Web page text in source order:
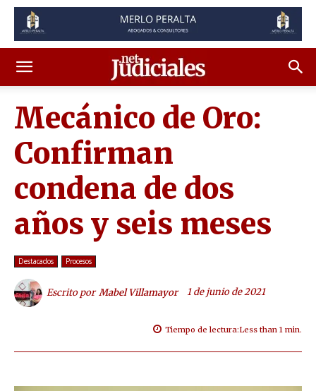
Mecánico de Oro:
Confirman
condena de dos
años y seis meses
Destacados Procesos
Escrito por Mabel Villamayor 1 de junio de 2021
Tiempo de lectura:Less than 1 min.